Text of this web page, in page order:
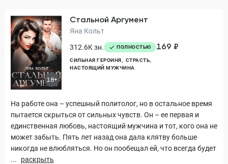
18+
Стальной Аргумент
Яна Кольт
312.6K зн.
ПОЛНОСТЬЮ 169 ₽
СИЛЬНАЯ ГЕРОИНЯ
СТРАСТЬ
НАСТОЯЩИЙ МУЖЧИНА
На работе она – успешный политолог, но в остальное время
пытается скрыться от сильных чувств. Он – ее первая и
единственная любовь, настоящий мужчина и тот, кого она не
может забыть. Пять лет назад она дала клятву больше
никогда не влюбляться. Но он пообещал ей, что всегда будет
...
раскрыть